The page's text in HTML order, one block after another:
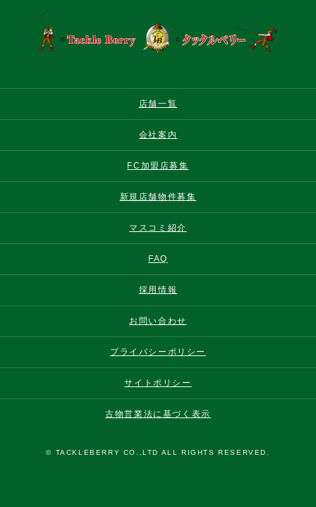
店舗一覧
会社案内
FC加盟店募集
新規店舗物件募集
マスコミ紹介
FAQ
採用情報
お問い合わせ
プライバシーポリシー
サイトポリシー
古物営業法に基づく表示
© TACKLEBERRY CO.,LTD ALL RIGHTS RESERVED.